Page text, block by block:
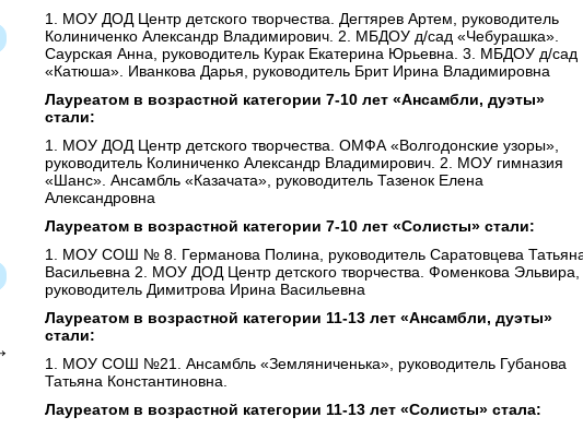
1. МОУ ДОД Центр детского творчества. Дегтярев Артем, руководитель
Колиниченко Александр Владимирович. 2. МБДОУ д/сад «Чебурашка».
Саурская Анна, руководитель Курак Екатерина Юрьевна. 3. МБДОУ д/сад
«Катюша». Иванкова Дарья, руководитель Брит Ирина Владимировна
Лауреатом в возрастной категории 7-10 лет «Ансамбли, дуэты»
стали:
1. МОУ ДОД Центр детского творчества. ОМФА «Волгодонские узоры»,
руководитель Колиниченко Александр Владимирович. 2. МОУ гимназия
«Шанс». Ансамбль «Казачата», руководитель Тазенок Елена
Александровна
Лауреатом в возрастной категории 7-10 лет «Солисты» стали:
1. МОУ СОШ № 8. Германова Полина, руководитель Саратовцева
Васильевна 2. МОУ ДОД Центр детского творчества. Фоменкова Эльвира,
руководитель Димитрова Ирина Васильевна
Лауреатом в возрастной категории 11-13 лет «Ансамбли, дуэты»
стали:
1. МОУ СОШ №21. Ансамбль «Земляниченька», руководитель Губанова
Татьяна Константиновна.
Лауреатом в возрастной категории 11-13 лет «Солисты» стала: